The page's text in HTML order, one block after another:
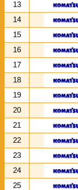
13
14
15
16
17
18
19
20
21
22
23
24
25